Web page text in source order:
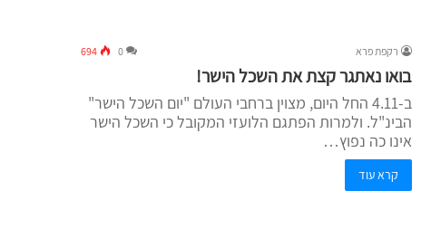
רקפת פרא 0
694
בואו נאתגר קצת את השכל הישר!
ב-4.11 החל היום, מצוין ברחבי העולם "יום השכל הישר"
הבינ"ל. ולמרות הפתגם הלועזי המקובל כי השכל הישר
אינו כה נפוץ…
קרא עוד